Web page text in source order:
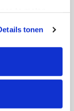
wijzigen of
de pagina. De
“details”.
tonen